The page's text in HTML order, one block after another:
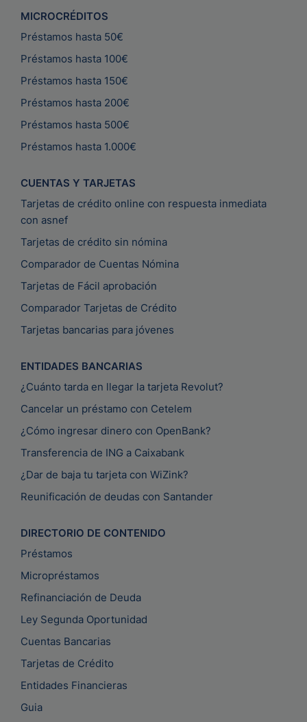
MICROCRÉDITOS
Préstamos hasta 50€
Préstamos hasta 100€
Préstamos hasta 150€
Préstamos hasta 200€
Préstamos hasta 500€
Préstamos hasta 1.000€
CUENTAS Y TARJETAS
Tarjetas de crédito online con respuesta inmediata
con asnef
Tarjetas de crédito sin nómina
Comparador de Cuentas Nómina
Tarjetas de Fácil aprobación
Comparador Tarjetas de Crédito
Tarjetas bancarias para jóvenes
ENTIDADES BANCARIAS
¿Cuánto tarda en llegar la tarjeta Revolut?
Cancelar un préstamo con Cetelem
¿Cómo ingresar dinero con OpenBank?
Transferencia de ING a Caixabank
¿Dar de baja tu tarjeta con WiZink?
Reunificación de deudas con Santander
DIRECTORIO DE CONTENIDO
Préstamos
Micropréstamos
Refinanciación de Deuda
Ley Segunda Oportunidad
Cuentas Bancarias
Tarjetas de Crédito
Entidades Financieras
Guia